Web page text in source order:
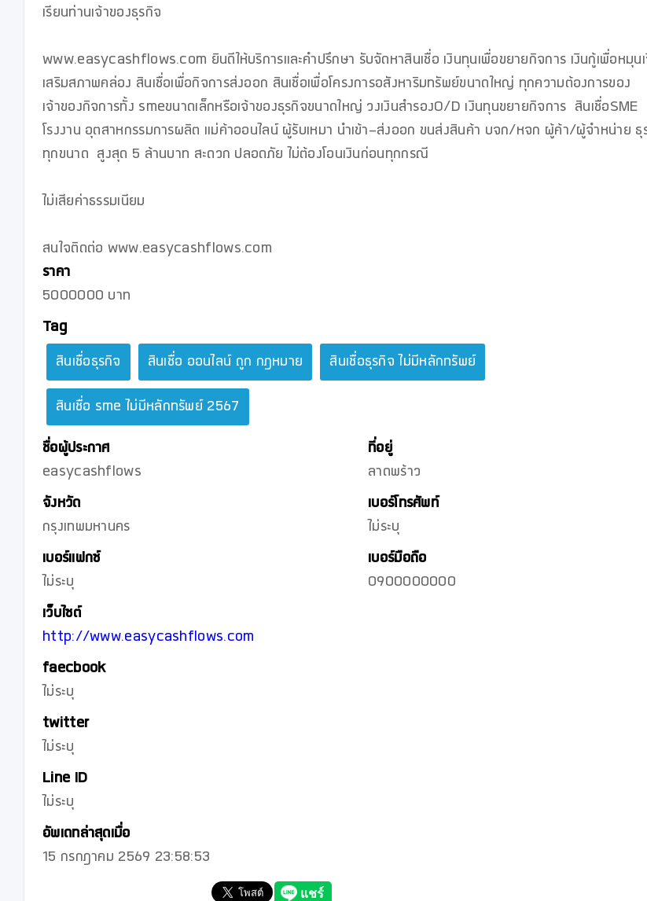
เรียนท่านเจ้าของธุรกิจ
www.easycashflows.com ยินดีให้บริการและคำปรึกษา รับจัดหาสินเชื่อ เงินทุนเพื่อขยายกิจการ เงินกู้เพื่อหมุน
เสริมสภาพคล่อง สินเชื่อเพื่อกิจการส่งออก สินเชื่อเพื่อโครงการอสังหาริมทรัพย์ขนาดใหญ่ ทุกความต้องการของ
เจ้าของกิจการทั้ง smeขนาดเล็กหรือเจ้าของธุรกิจขนาดใหญ่ วงเงินสำรองO/D เงินทุนขยายกิจการ  สินเชื่อSME
โรงงาน อุตสาหกรรมการผลิต แม่ค้าออนไลน์ ผู้รับเหมา นำเข้า-ส่งออก ขนส่งสินค้า บจก/หจก ผู้ค้า/ผู้จำหน่าย ธุ
ทุกขนาด  สูงสุด 5 ล้านบาท สะดวก ปลอดภัย ไม่ต้องโอนเงินก่อนทุกกรณี
ไม่เสียค่าธรรมเนียม
สนใจติดต่อ www.easycashflows.com
ราคา
5000000 บาท
Tag
สินเชื่อธุรกิจ สินเชื่อ ออนไลน์ ถูก กฎหมาย สินเชื่อธุรกิจ ไม่มีหลักทรัพย์
สินเชื่อ sme ไม่มีหลักทรัพย์ 2567
ชื่อผู้ประกาศ
easycashflows
ที่อยู่
ลาดพร้าว
จังหวัด
กรุงเทพมหานคร
เบอร์โทรศัพท์
ไม่ระบุ
เบอร์แฟกซ์
ไม่ระบุ
เบอร์มือถือ
0900000000
เว็บไซต์
http://www.easycashflows.com
faecbook
ไม่ระบุ
twitter
ไม่ระบุ
Line ID
ไม่ระบุ
อัพเดทล่าสุดเมื่อ
15 กรกฎาคม 2569 23:58:53